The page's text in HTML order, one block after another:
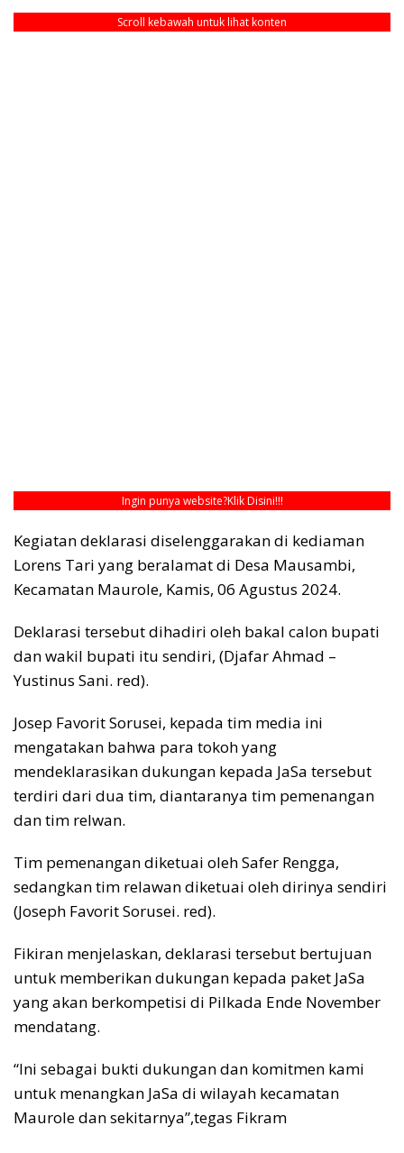
Scroll kebawah untuk lihat konten
Ingin punya website?Klik Disini!!!
Kegiatan deklarasi diselenggarakan di kediaman
Lorens Tari yang beralamat di Desa Mausambi,
Kecamatan Maurole, Kamis, 06 Agustus 2024.
Deklarasi tersebut dihadiri oleh bakal calon bupati
dan wakil bupati itu sendiri, (Djafar Ahmad –
Yustinus Sani. red).
Josep Favorit Sorusei, kepada tim media ini
mengatakan bahwa para tokoh yang
mendeklarasikan dukungan kepada JaSa tersebut
terdiri dari dua tim, diantaranya tim pemenangan
dan tim relwan.
Tim pemenangan diketuai oleh Safer Rengga,
sedangkan tim relawan diketuai oleh dirinya sendiri
(Joseph Favorit Sorusei. red).
Fikiran menjelaskan, deklarasi tersebut bertujuan
untuk memberikan dukungan kepada paket JaSa
yang akan berkompetisi di Pilkada Ende November
mendatang.
“Ini sebagai bukti dukungan dan komitmen kami
untuk menangkan JaSa di wilayah kecamatan
Maurole dan sekitarnya”,tegas Fikram